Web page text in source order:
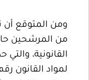
ومن المتوقع أن
من المرشحين
القانونية،